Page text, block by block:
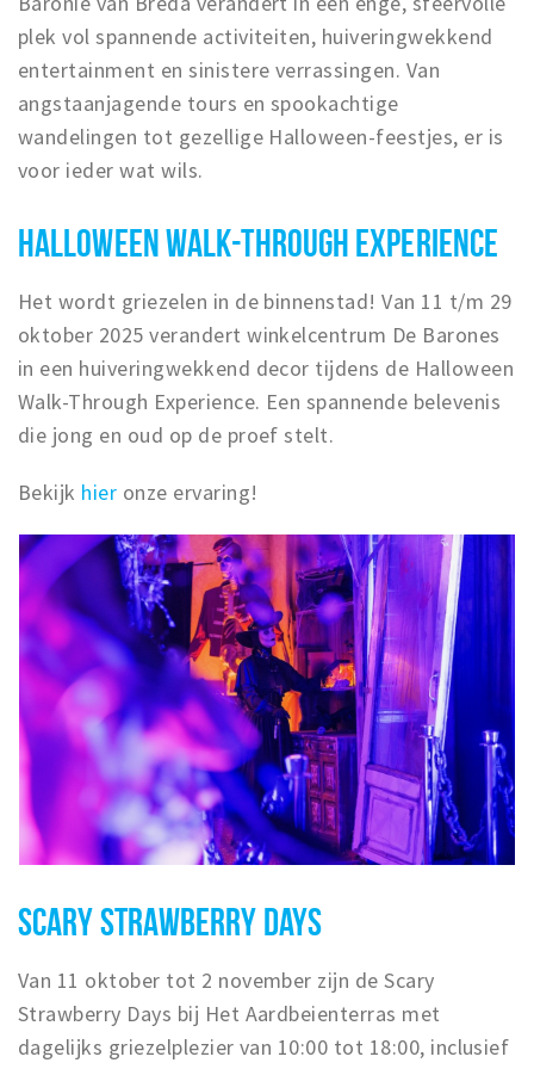
Winkelgebieden
Parkeren
Bezienswaardigheden
Musea, theaters & podia
Toeristische routes
Baroniepoorten
Sport
Privacy
Inloggen
plek vol spannende activiteiten, huiveringwekkend
entertainment en sinistere verrassingen. Van
angstaanjagende tours en spookachtige
wandelingen tot gezellige Halloween-feestjes, er is
voor ieder wat wils.
HALLOWEEN WALK-THROUGH EXPERIENCE
Het wordt griezelen in de binnenstad! Van 11 t/m 29
oktober 2025 verandert winkelcentrum De Barones
in een huiveringwekkend decor tijdens de Halloween
Walk-Through Experience. Een spannende belevenis
die jong en oud op de proef stelt.
Bekijk hier onze ervaring!
SCARY STRAWBERRY DAYS
Van 11 oktober tot 2 november zijn de Scary
Strawberry Days bij Het Aardbeienterras met
dagelijks griezelplezier van 10:00 tot 18:00, inclusief